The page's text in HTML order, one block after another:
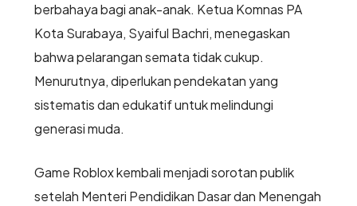
berbahaya bagi anak-anak. Ketua Komnas PA
Kota Surabaya, Syaiful Bachri, menegaskan
bahwa pelarangan semata tidak cukup.
Menurutnya, diperlukan pendekatan yang
sistematis dan edukatif untuk melindungi
generasi muda.
Game Roblox kembali menjadi sorotan publik
setelah Menteri Pendidikan Dasar dan Menengah